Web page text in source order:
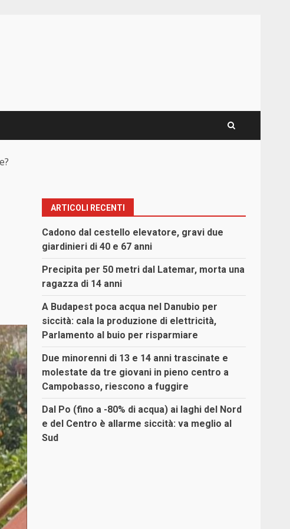
ARTICOLI RECENTI
Cadono dal cestello elevatore, gravi due
giardinieri di 40 e 67 anni
Precipita per 50 metri dal Latemar, morta una
ragazza di 14 anni
A Budapest poca acqua nel Danubio per
siccità: cala la produzione di elettricità,
Parlamento al buio per risparmiare
Due minorenni di 13 e 14 anni trascinate e
molestate da tre giovani in pieno centro a
Campobasso, riescono a fuggire
Dal Po (fino a -80% di acqua) ai laghi del Nord
e del Centro è allarme siccità: va meglio al
Sud